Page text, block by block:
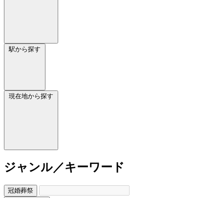
駅から探す
現在地から探す
ジャンル／キーワード
冠婚葬祭